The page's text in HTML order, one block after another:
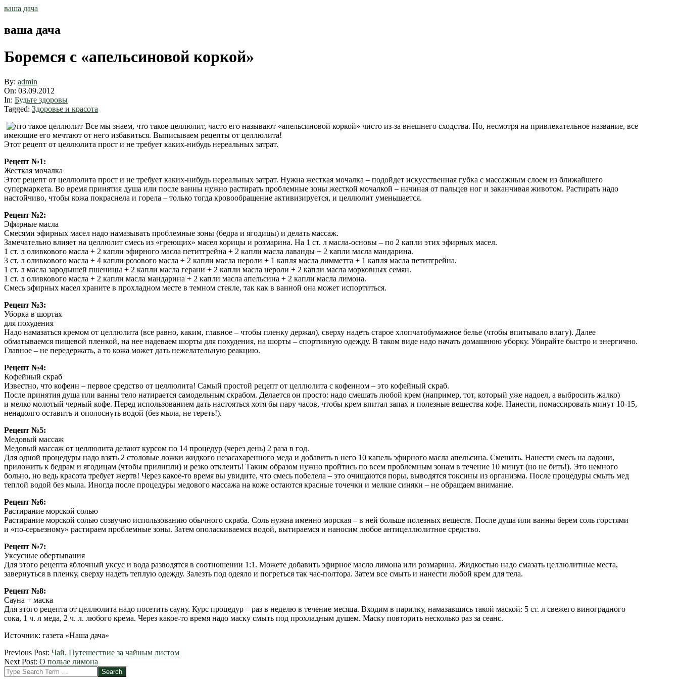
Skip
ваша дача
ваша дача
Боремся с «апельсиновой коркой»
By: admin
On: 03.09.2012
In: Будьте здоровы
Tagged: Здоровье и красота
Все мы знаем, что такое целлюлит, часто его называют «апельсиновой коркой» чисто из-за внешнего сходства. Но, несмотря на привлекательное название, все
имеющие его мечтают от него избавиться. Выписываем рецепты от целлюлита!
Этот рецепт от целлюлита прост и не требует каких-нибудь нереальных затрат.
Рецепт №1:
Жесткая мочалка
Этот рецепт от целлюлита прост и не требует каких-нибудь нереальных затрат. Нужна жесткая мочалка – подойдет искусственная губка с массажным слоем из ближайшего
супермаркета. Во время принятия душа или после ванны нужно растирать проблемные зоны жесткой мочалкой – начиная от пальцев ног и заканчивая животом. Растирать надо
настойчиво, чтобы кожа покраснела и горела – только тогда кровообращение активизируется, и целлюлит уменьшается.
Рецепт №2:
Эфирные масла
Смесями эфирных масел надо намазывать проблемные зоны (бедра и ягодицы) и делать массаж.
Замечательно влияет на целлюлит смесь из «греющих» масел корицы и розмарина. На 1 ст. л масла-основы – по 2 капли этих эфирных масел.
1 ст. л оливкового масла + 2 капли эфирного масла петитгрейна + 2 капли масла лаванды + 2 капли масла мандарина.
3 ст. л оливкового масла + 4 капли розового масла + 2 капли масла нероли + 1 капля масла лимметта + 1 капля масла петитгрейна.
1 ст. л масла зародышей пшеницы + 2 капли масла герани + 2 капли масла нероли + 2 капли масла морковных семян.
1 ст. л оливкового масла + 2 капли масла мандарина + 2 капли масла апельсина + 2 капли масла лимона.
Смесь эфирных масел храните в прохладном месте в темном стекле, так как в ванной она может испортиться.
Рецепт №3:
Уборка в шортах
для похудения
Надо намазаться кремом от целлюлита (все равно, каким, главное – чтобы пленку держал), сверху надеть старое хлопчатобумажное белье (чтобы впитывало влагу). Далее
обматываемся пищевой пленкой, на нее надеваем шорты для похудения, на шорты – спортивную одежду. В таком виде надо начать домашнюю уборку. Убирайте быстро и энергично.
Главное – не передержать, а то кожа может дать нежелательную реакцию.
Рецепт №4:
Кофейный скраб
Известно, что кофеин – первое средство от целлюлита! Самый простой рецепт от целлюлита с кофеином – это кофейный скраб.
После принятия душа или ванны тело натирается самодельным скрабом. Делается он просто: надо смешать любой крем (например, тот, который уже надоел, а выбросить жалко)
и мелко молотый черный кофе. Перед использованием дать настояться хотя бы пару часов, чтобы крем впитал запах и полезные вещества кофе. Нанести, помассировать минут 10-15,
ненадолго оставить и ополоснуть водой (без мыла, не тереть!).
Рецепт №5:
Медовый массаж
Медовый массаж от целлюлита делают курсом по 14 процедур (через день) 2 раза в год.
Для одной процедуры надо взять 2 столовые ложки жидкого незасахаренного меда и добавить в него 10 капель эфирного масла апельсина. Смешать. Нанести смесь на ладони,
приложить к бедрам и ягодицам (чтобы прилипли) и резко отклеить! Таким образом нужно пройтись по всем проблемным зонам в течение 10 минут (но не бить!). Это немного
больно, но ведь красота требует жертв! Через какое-то время вы увидите, что смесь побелела – это очищаются поры, выводятся токсины из организма. После процедуры смыть мед
теплой водой без мыла. Иногда после процедуры медового массажа на коже остаются красные точечки и мелкие синяки – не обращаем внимание.
Рецепт №6:
Растирание морской солью
Растирание морской солью созвучно использованию обычного скраба. Соль нужна именно морская – в ней больше полезных веществ. После душа или ванны берем соль горстями
и «по-серьезному» растираем проблемные зоны. Затем ополаскиваемся водой, вытираемся и наносим любое антицеллюлитное средство.
Рецепт №7:
Уксусные обертывания
Для этого рецепта яблочный уксус и вода разводятся в соотношении 1:1. Можете добавить эфирное масло лимона или розмарина. Жидкостью надо смазать целлюлитные места,
завернуться в пленку, сверху надеть теплую одежду. Залезть под одеяло и погреться так час-полтора. Затем все смыть и нанести любой крем для тела.
Рецепт №8:
Сауна + маска
Для этого рецепта от целлюлита надо посетить сауну. Курс процедур – раз в неделю в течение месяца. Входим в парилку, намазавшись такой маской: 5 ст. л свежего виноградного
сока, 1 ч. л меда, 2 ч. л. любого крема. Через какое-то время надо маску смыть под прохладным душем. Маску повторить несколько раз за сеанс.
Источник: газета «Наша дача»
2012-
09-
03
Previous Post: Чай. Путешествие за чайным листом
Next Post: О пользе лимона
Search